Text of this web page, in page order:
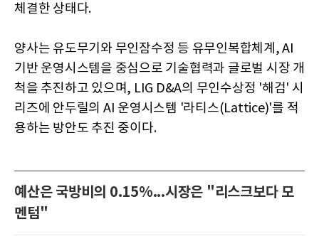
체결한 상태다.
양사는 유도무기와 무인잠수정 등 유무인복합체계, AI
기반 운영시스템을 중심으로 기술협력과 글로벌 시장 개
척을 추진하고 있으며, LIG D&A의 무인수상정 '해검' 시
리즈에 안두릴의 AI 운영시스템 '라티스(Lattice)'를 적
용하는 방안도 추진 중이다.
예산은 국방비의 0.15%...시장은 "리스크보다 모
멘텀"